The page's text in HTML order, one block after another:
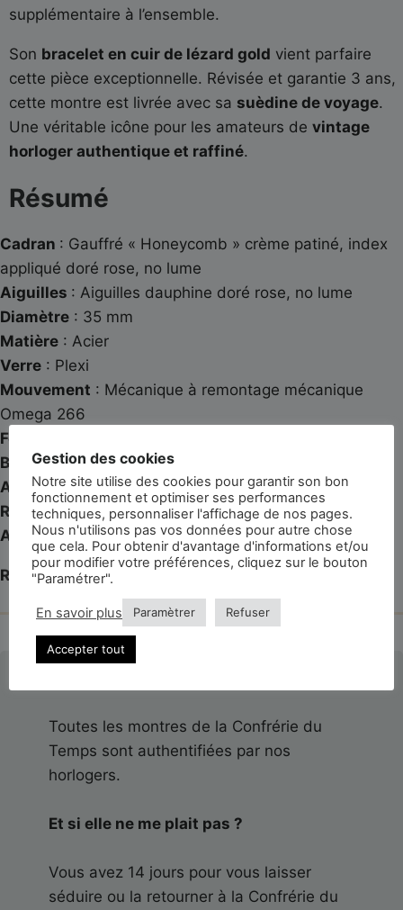
supplémentaire à l’ensemble.
Son bracelet en cuir de lézard gold vient parfaire
cette pièce exceptionnelle. Révisée et garantie 3 ans,
cette montre est livrée avec sa suèdine de voyage.
Une véritable icône pour les amateurs de vintage
horloger authentique et raffiné.
Résumé
Cadran : Gauffré « Honeycomb » crème patiné, index
appliqué doré rose, no lume
Aiguilles : Aiguilles dauphine doré rose, no lume
Diamètre : 35 mm
Matière : Acier
Verre : Plexi
Mouvement : Mécanique à remontage mécanique
Omega 266
Fonctionnalités
Bracelet: Cuir lézard gold
Année: 1952
Référence: 2750-3
Accessoires: Suèdine de voyage
Révisée et garantie 3 ans
Toutes les montres de la Confrérie du
Temps sont authentifiées par nos
horlogers.
Et si elle ne me plait pas ?
Vous avez 14 jours pour vous laisser
séduire ou la retourner à la Confrérie du
Gestion des cookies
Notre site utilise des cookies pour garantir son bon
fonctionnement et optimiser ses performances
techniques, personnaliser l'affichage de nos pages.
Nous n'utilisons pas vos données pour autre chose
que cela. Pour obtenir d'avantage d'informations et/ou
pour modifier votre préférences, cliquez sur le bouton
"Paramétrer".
En savoir plus Paramètrer Refuser
Accepter tout